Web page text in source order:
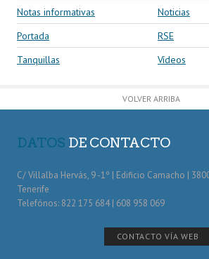
Notas informativas
Noticias
Portada
RSE
Tanquillas
Vídeos
VOLVER ARRIBA
DATOS DE CONTACTO
C/ Villalba Hervás, 9 -1º | Edificio Camacho |
Tenerife
Telefónos: 822 175 684 | 608 958 069
CONTACTO VÍA WEB